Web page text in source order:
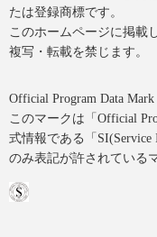
たは登録商標です。
このホームページに掲載
複写・転載を禁じます。
Official Program Data
このマークは「Official
式情報である「
のみ表記が許されている